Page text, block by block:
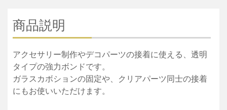
商品説明
アクセサリー制作やデコパーツの接着に使える、透明
タイプの強力ボンドです。
ガラスカボションの固定や、クリアパーツ同士の接着
にもお使いいただけます。